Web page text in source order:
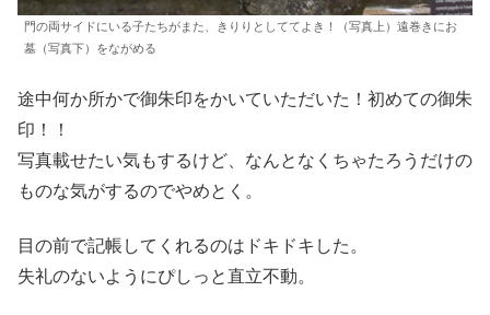
門の両サイドにいる子たちがまた、きりりとしててよき！（写真上）遠巻きにお
墓（写真下）をながめる
途中何か所かで御朱印をかいていただいた！初めての御朱
印！！
写真載せたい気もするけど、なんとなくちゃたろうだけの
ものな気がするのでやめとく。
目の前で記帳してくれるのはドキドキした。
失礼のないようにぴしっと直立不動。